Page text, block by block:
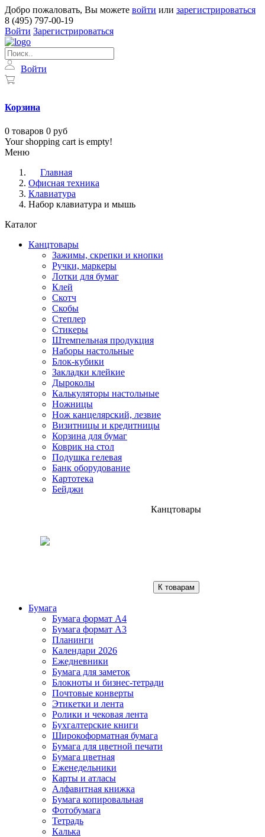
Добро пожаловать, Вы можете войти или зарегистрироваться
8 (495) 797-00-19
Войти Зарегистрироваться
Войти
Корзина
0 товаров 0 руб
Your shopping cart is empty!
Меню
Главная
Офисная техника
Клавиатура
Набор клавиатура и мышь
Каталог
Канцтовары
Зажимы, скрепки и кнопки
Ручки, маркеры
Лотки для бумаг
Клей
Скотч
Скобы
Степлер
Стикеры
Штемпельная продукция
Наборы настольные
Блок-кубики
Закладки клейкие
Дыроколы
Калькуляторы настольные
Ножницы
Нож канцелярский, лезвие
Визитницы и кредитницы
Корзина для бумаг
Коврик на стол
Подушка гелевая
Банк оборудование
Картотека
Бейджи
Канцтовары
К товарам
Бумага
Бумага формат А4
Бумага формат А3
Планинги
Календари 2026
Ежедневники
Бумага для заметок
Блокноты и бизнес-тетради
Почтовые конверты
Этикетки и лента
Ролики и чековая лента
Бухгалтерские книги
Широкоформатная бумага
Бумага для цветной печати
Бумага цветная
Еженедельники
Карты и атласы
Алфавитная книжка
Бумага копировальная
Фотобумага
Тетрадь
Калька